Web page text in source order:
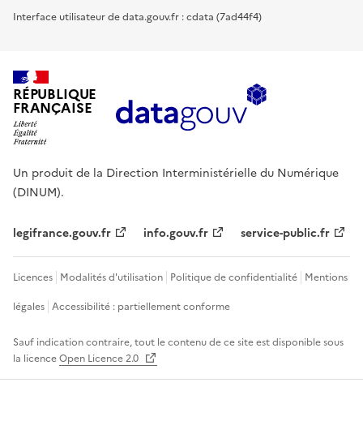
Interface utilisateur de data.gouv.fr : cdata (7ad44f4)
RÉPUBLIQUE
FRANÇAISE
Un produit de la Direction Interministérielle du Numérique
(DINUM).
legifrance.gouv.fr info.gouv.fr service-public.fr
Licences Modalités d'utilisation Politique de confidentialité Mentions
légales Accessibilité : partiellement conforme
Sauf indication contraire, tout le contenu de ce site est disponible sous
la licenceOpen Licence 2.0